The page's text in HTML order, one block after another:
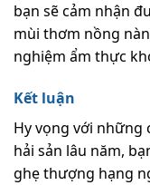
bạn sẽ cảm nhận
mùi thơm nồng
nghiệm ẩm thực
Kết luận
Hy vọng với những
hải sản lâu năm,
ghẹ thượng hạng